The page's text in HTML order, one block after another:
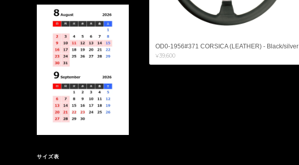
OD0-1956#371 CORSICA (LEATHER) - Black/silver
¥39,600
サイズ表